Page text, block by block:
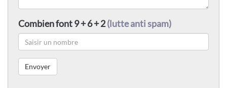
Combien font 9 + 6 + 2(lutte anti spam)